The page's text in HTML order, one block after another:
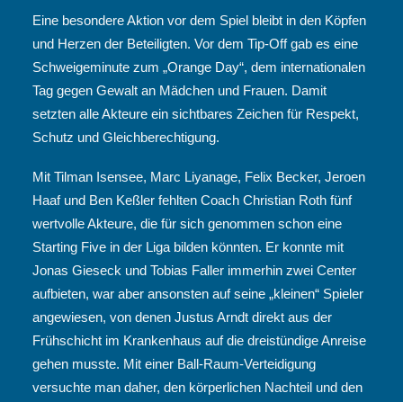
Eine besondere Aktion vor dem Spiel bleibt in den Köpfen
und Herzen der Beteiligten. Vor dem Tip-Off gab es eine
Schweigeminute zum „Orange Day“, dem internationalen
Tag gegen Gewalt an Mädchen und Frauen. Damit
setzten alle Akteure ein sichtbares Zeichen für Respekt,
Schutz und Gleichberechtigung.
Mit Tilman Isensee, Marc Liyanage, Felix Becker, Jeroen
Haaf und Ben Keßler fehlten Coach Christian Roth fünf
wertvolle Akteure, die für sich genommen schon eine
Starting Five in der Liga bilden könnten. Er konnte mit
Jonas Gieseck und Tobias Faller immerhin zwei Center
aufbieten, war aber ansonsten auf seine „kleinen“ Spieler
angewiesen, von denen Justus Arndt direkt aus der
Frühschicht im Krankenhaus auf die dreistündige Anreise
gehen musste. Mit einer Ball-Raum-Verteidigung
versuchte man daher, den körperlichen Nachteil und den